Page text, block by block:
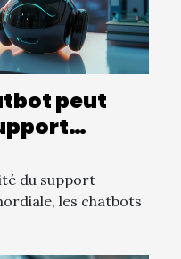
peut
du support
les chatbots